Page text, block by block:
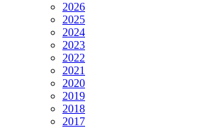
2026
2025
2024
2023
2022
2021
2020
2019
2018
2017